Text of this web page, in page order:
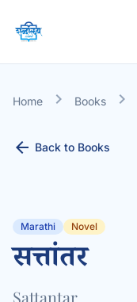
Home chevron_right Books chevron_right
arrow_back Back to Books
Marathi Novel
सत्तांतर
Sattantar